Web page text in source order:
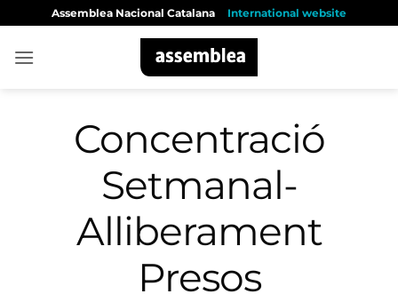
content
Assemblea Nacional Catalana International website
Concentració
Setmanal-
Alliberament
Presos